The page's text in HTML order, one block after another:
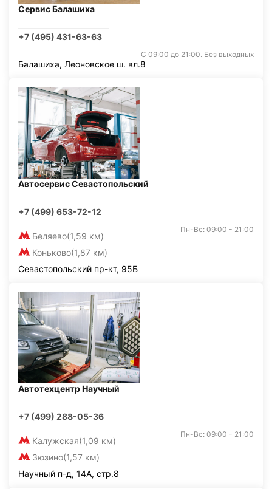
Сервис Балашиха
+7 (495) 431-63-63
С 09:00 до 21:00. Без выходных
Балашиха, Леоновское ш. вл.8
Автосервис Севастопольский
+7 (499) 653-72-12
Беляево(1,59 км)
Коньково(1,87 км)
Пн-Вс: 09:00 - 21:00
Севастопольский пр-кт, 95Б
Автотехцентр Научный
+7 (499) 288-05-36
Калужская(1,09 км)
Зюзино(1,57 км)
Пн-Вс: 09:00 - 21:00
Научный п-д, 14А, стр.8